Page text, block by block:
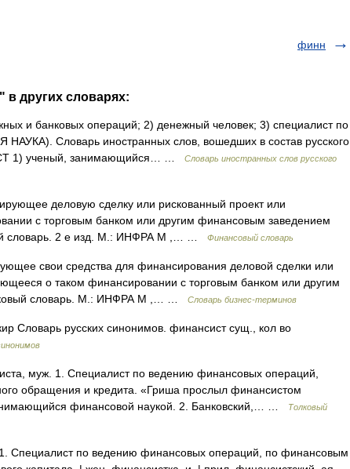
финн
в других словарях:
и банковых операций; 2) денежный человек; 3) специалист по
Словарь иностранных слов, вошедших в состав русского
1) ученый, занимающийся… …
Словарь иностранных слов русского
деловую сделку или рискованный проект или
с торговым банком или другим финансовым заведением
словарь. 2 е изд. М.: ИНФРА М ,… …
Финансовый словарь
свои средства для финансирования деловой сделки или
о таком финансировании с торговым банком или другим
словарь. М.: ИНФРА М ,… …
Словарь бизнес-терминов
Словарь русских синонимов. финансист сущ., кол во
муж. 1. Специалист по ведению финансовых операций,
обращения и кредита. «Гриша прослыл финансистом
финансовой наукой. 2. Банковский,… …
Толковый
по ведению финансовых операций, по финансовым